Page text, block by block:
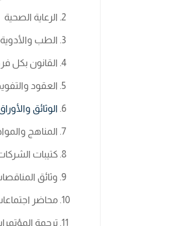
الرعاية الصحية
الطب
القانون بكل
العقود
الوثائق
المناهج
كتيبات
وثائق
محاضر
ترجمة